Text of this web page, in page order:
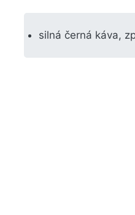
silná černá káva,